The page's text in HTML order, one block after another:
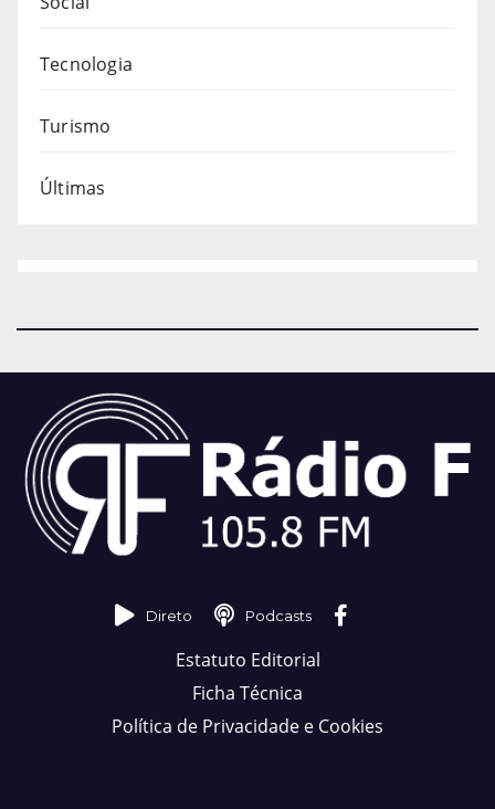
Tecnologia
Turismo
Últimas
Direto Podcasts
Estatuto Editorial
Ficha Técnica
Política de Privacidade e Cookies